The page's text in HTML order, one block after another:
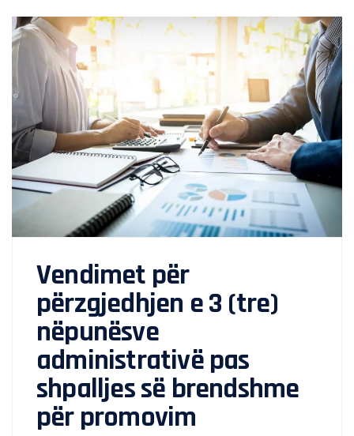
Vendimet për
përzgjedhjen e 3 (tre)
nëpunësve
administrativë pas
shpalljes së brendshme
për promovim